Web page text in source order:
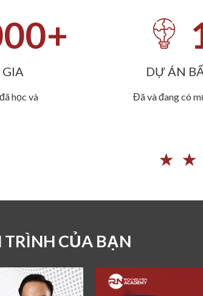
+
học và
DỰ ÁN
Đã và đang có
☆ ☆
CỦA BẠN